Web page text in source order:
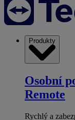
Produkty
Osobní
Remote
Rychlý a